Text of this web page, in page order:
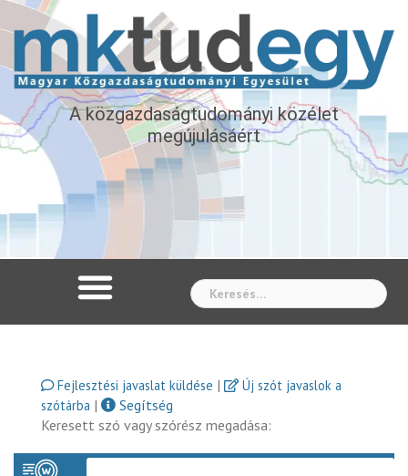
A közgazdaságtudományi közélet
megújulásáért
Fejlesztési javaslat küldése |
Új szót javaslok a
szótárba |
Segítség
Keresett szó vagy szórész megadása: